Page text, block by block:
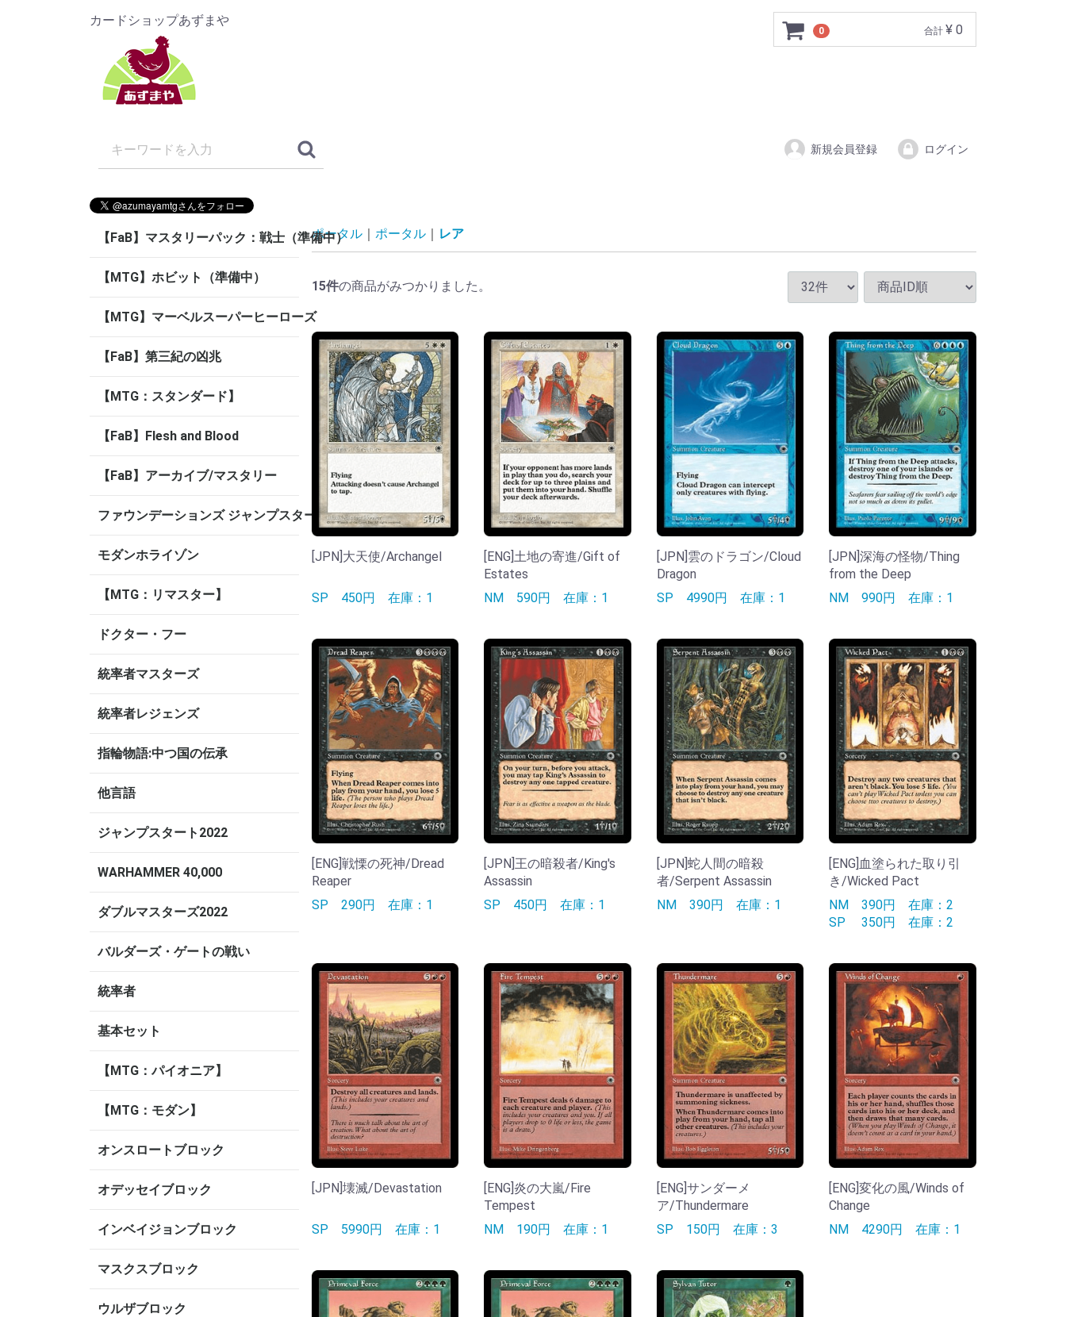
カードショップあずまや
新規会員登録 ログイン
0 合計 ¥ 0
【FaB】マスタリーパック：戦士（準備中）
【MTG】ホビット（準備中）
【MTG】マーベルスーパーヒーローズ
【FaB】第三紀の凶兆
【MTG：スタンダード】
【FaB】Flesh and Blood
【FaB】アーカイブ/マスタリー
ファウンデーションズ ジャンプスタート
モダンホライゾン
【MTG：リマスター】
ドクター・フー
統率者マスターズ
統率者レジェンズ
指輪物語:中つ国の伝承
他言語
ジャンプスタート2022
WARHAMMER 40,000
ダブルマスターズ2022
バルダーズ・ゲートの戦い
統率者
基本セット
【MTG：パイオニア】
【MTG：モダン】
オンスロートブロック
オデッセイブロック
インベイジョンブロック
マスクスブロック
ウルザブロック
ポータル ポータル レア
15件の商品がみつかりました。
[JPN]大天使/Archangel
SP 450円 在庫：1
[ENG]土地の寄進/Gift of
Estates
NM 590円在庫：1
[JPN]雲のドラゴン/Cloud
Dragon
SP 4990円 在庫：1
[JPN]深海の怪物/Thing
from the Deep
NM990円在庫：1
[ENG]戦慄の死神/Dread
Reaper
SP 290円 在庫：1
[JPN]王の暗殺者/King's
Assassin
SP 450円在庫：1
[JPN]蛇人間の暗殺
者/Serpent Assassin
NM 390円 在庫：1
[ENG]血塗られた取り引
き/Wicked Pact
NM390円在庫：2
SP
350円在庫：2
[JPN]壊滅/Devastation
SP 5990円 在庫：1
[ENG]炎の大嵐/Fire
Tempest
NM 190円在庫：1
[ENG]サンダーメ
ア/Thundermare
SP 150円 在庫：3
[ENG]変化の風/Winds of
Change
NM 4290円在庫：1